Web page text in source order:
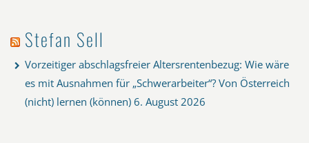
Stefan Sell
Vorzeitiger abschlagsfreier Altersrentenbezug: Wie wäre
es mit Ausnahmen für „Schwerarbeiter“? Von Österreich
(nicht) lernen (können) 6. August 2026